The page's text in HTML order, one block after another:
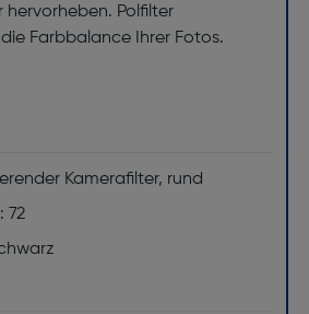
hervorheben. Polfilter
Farbbalance Ihrer Fotos.
Kamerafilter, rund
72